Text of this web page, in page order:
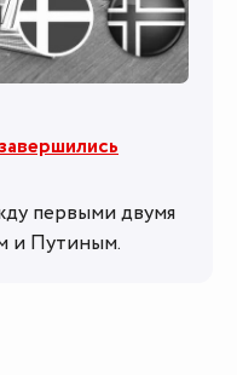
первыми двумя
и Путиным.